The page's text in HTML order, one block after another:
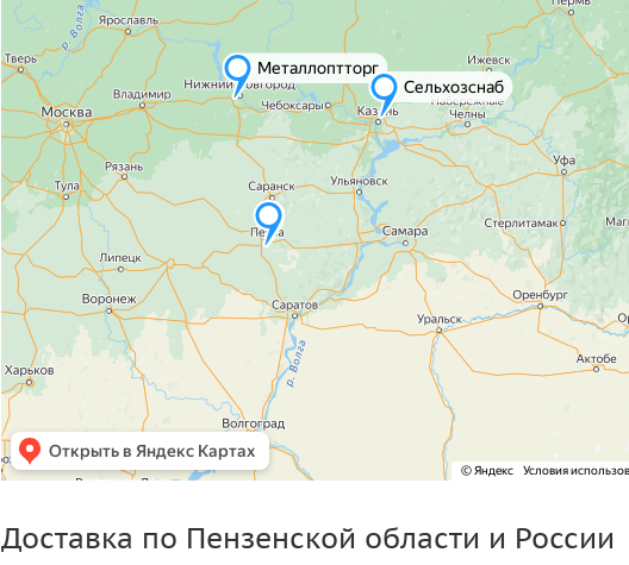
Доставка по Пензенской области и России